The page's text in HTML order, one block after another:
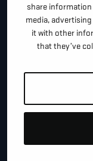
share
media,
it with other
that they’ve
TELEFOON /
BEDRIJFSNAAM